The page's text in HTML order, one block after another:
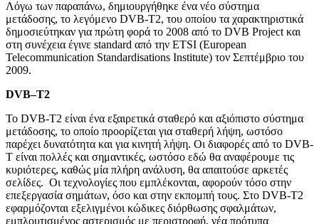
Λόγω των παραπάνω, δημιουργήθηκε ένα νέο σύστημα
μετάδοσης, το λεγόμενο DVB-T2, του οποίου τα χαρακτηριστικά
δημοσιεύτηκαν για πρώτη φορά το 2008 από το DVB Project και
στη συνέχεια έγινε standard από την ETSI (European
Telecommunication Standardisations Institute) τον Σεπτέμβριο του
2009.
DVB–T2
Το DVB-T2 είναι ένα εξαιρετικά σταθερό και αξιόπιστο σύστημα
μετάδοσης, το οποίο προορίζεται για σταθερή λήψη, ωστόσο
παρέχει δυνατότητα και για κινητή λήψη. Οι διαφορές από το DVB-
T είναι πολλές και σημαντικές, ωστόσο εδώ θα αναφέρουμε τις
κυριότερες, καθώς μία πλήρη ανάλυση, θα απαιτούσε αρκετές
σελίδες. Οι τεχνολογίες που εμπλέκονται, αφορούν τόσο στην
επεξεργασία σημάτων, όσο και στην εκπομπή τους. Στο DVB-T2
εφαρμόζονται εξελιγμένοι κώδικες διόρθωσης σφαλμάτων,
εμπλουτισμένος αστερισμός με περιστροφή, νέα πρότυπα